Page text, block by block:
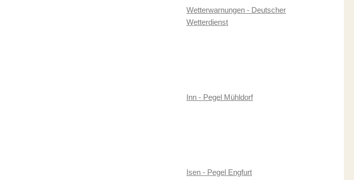
Wetterwarnungen - Deutscher
Wetterdienst
Inn - Pegel Mühldorf
Isen - Pegel Engfurt